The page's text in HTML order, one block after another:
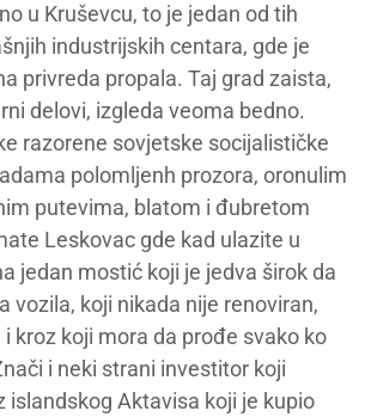
u Kruševcu, to je jedan od tih
industrijskih centara, gde je
privreda propala. Taj grad zaista,
delovi, izgleda veoma bedno.
razorene sovjetske socijalističke
polomljenh prozora, oronulim
putevima, blatom i đubretom
Leskovac gde kad ulazite u
jedan mostić koji je jedva širok da
vozila, koji nikada nije renoviran,
i kroz koji mora da prođe svako ko
i neki strani investitor koji
islandskog Aktavisa koji je kupio